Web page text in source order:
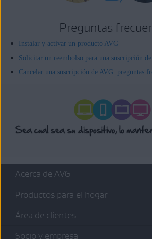
Preguntas
Instalar y activar un producto AVG
Solicitar un reembolso para una suscripción
Cancelar una suscripción de AVG: preguntas
Acerca de AVG
Productos para el hogar
Área de clientes
Socio y empresa